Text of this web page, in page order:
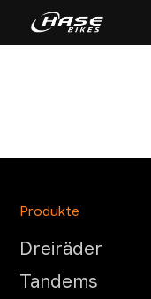
Produkte
Dreiräder
Tandems